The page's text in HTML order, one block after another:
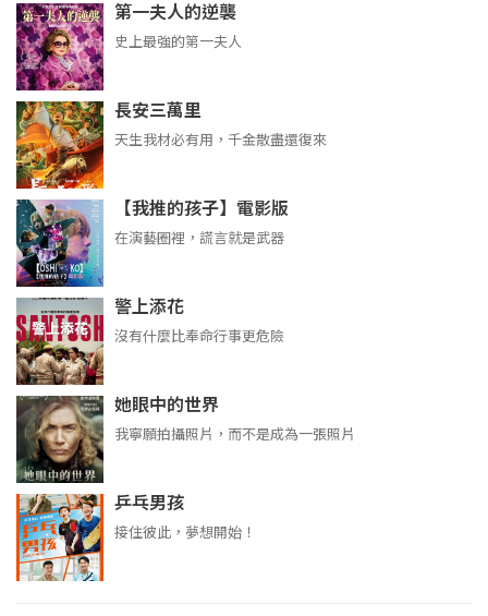
第一夫人的逆襲
史上最強的第一夫人
長安三萬里
天生我材必有用，千金散盡還復來
【我推的孩子】電影版
在演藝圈裡，謊言就是武器
警上添花
沒有什麼比奉命行事更危險
她眼中的世界
我寧願拍攝照片，而不是成為一張照片
乒乓男孩
接住彼此，夢想開始！